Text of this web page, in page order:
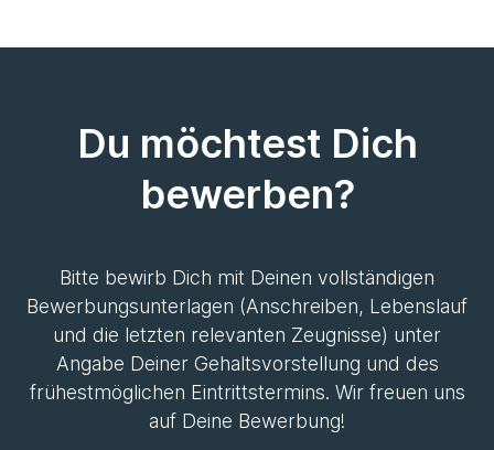
Du möchtest Dich
bewerben?
Bitte bewirb Dich mit Deinen vollständigen
Bewerbungsunterlagen (Anschreiben, Lebenslauf
und die letzten relevanten Zeugnisse) unter
Angabe Deiner Gehaltsvorstellung und des
frühestmöglichen Eintrittstermins. Wir freuen uns
auf Deine Bewerbung!